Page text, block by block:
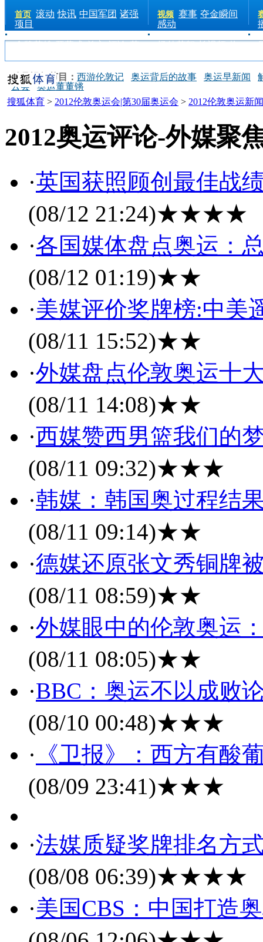
首页 滚动 快讯 中国军团 诸强
项目
金牌英雄 开幕式 前方 评论 花
视频 赛事 夺金瞬间
感动
场外花絮 长视频 热
精品视频节目： 西游伦敦记 奥运背后的故事 奥运早新闻
云会
奥运董董锵
搜狐体育 > 2012伦敦奥运会|第30届奥运会 > 2012伦敦奥运新
2012奥运评论-外媒聚
·英国获照顾创最佳战
(08/12 21:24)★★★★
·各国媒体盘点奥运：
(08/12 01:19)★★
·美媒评价奖牌榜:中美
(08/11 15:52)★★
·外媒盘点伦敦奥运十
(08/11 14:08)★★
·西媒赞西男篮我们的
(08/11 09:32)★★★
·韩媒：韩国奥过程结
(08/11 09:14)★★
·德媒还原张文秀铜牌
(08/11 08:59)★★
·外媒眼中的伦敦奥运
(08/11 08:05)★★
·BBC：奥运不以成败
(08/10 00:48)★★★
· 《卫报》：西方有酸
(08/09 23:41)★★★
·法媒质疑奖牌排名方
(08/08 06:39)★★★★
·美国CBS：中国打造